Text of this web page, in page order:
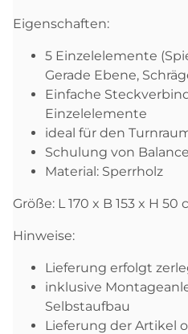
Eigenschaften:
5 Einzelelemente
Gerade Ebene,
Einfache
Einzelelemente
ideal für den
Schulung von
Material: Sperrholz
Größe: L 170 x B 153 x H 50
Hinweise:
Lieferung erfolgt
inklusive
Selbstaufbau
Lieferung der Artikel